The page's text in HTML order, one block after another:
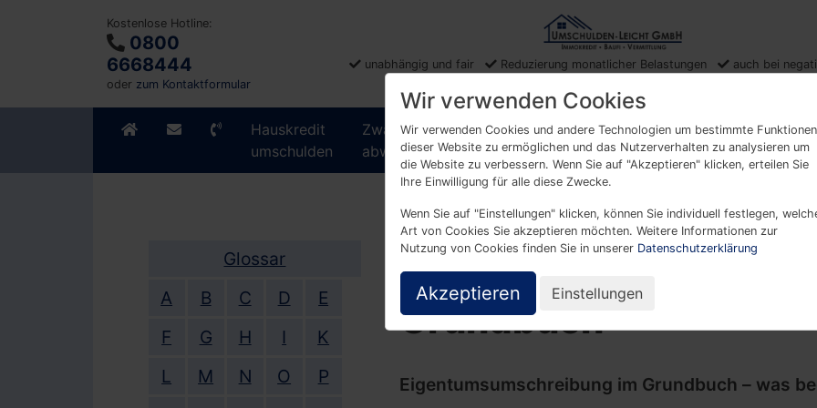
Kostenlose Hotline:
0800
6668444
oder zum Kontaktformular
unabhängig und fair Reduzierung monatlicher Belastungen auch bei
Hauskredit
umschulden
Zwangsversteigerung
abwenden
Hauskauf ohne
Eigenkapital
Heimwerkerdarlehen
Glossar
A
B C D
E
F
G H I
K
L
M N O
P
Grundbuch
Eigentumsumschreibung im Grundbuch – was
Wir verwenden Cookies
Wir verwenden Cookies und andere Technologien um bestimmte Funktionen
dieser Website zu ermöglichen und das Nutzerverhalten zu analysieren um
die Website zu verbessern. Wenn Sie auf "Akzeptieren" klicken, erteilen Sie
Ihre Einwilligung für alle diese Zwecke.
Wenn Sie auf "Einstellungen" klicken, können Sie individuell festlegen,
Art von Cookies Sie akzeptieren möchten. Weitere Informationen zur
Nutzung von Cookies finden Sie in unserer Datenschutzerklärung
Akzeptieren Einstellungen